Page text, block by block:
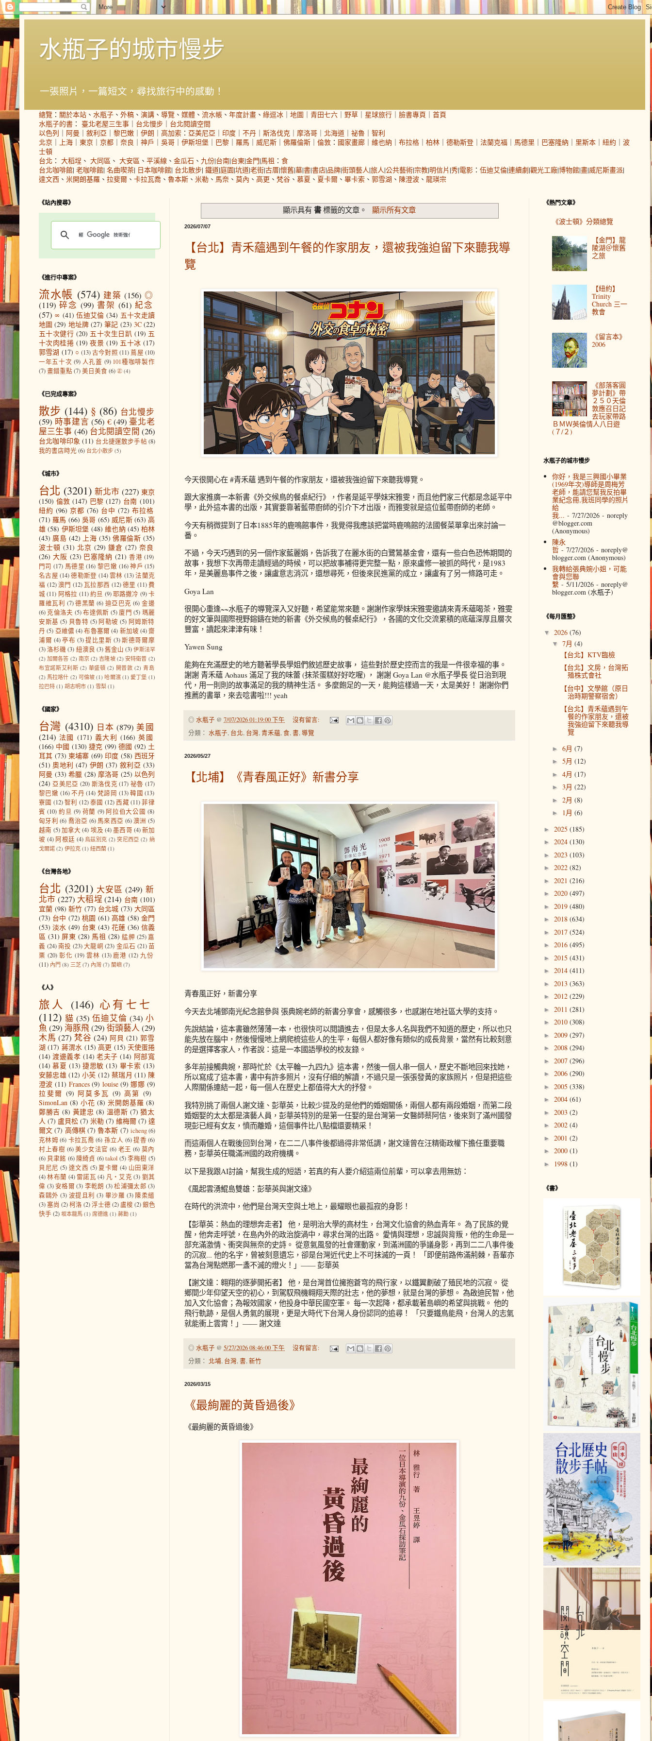
水瓶子的城市慢步
一張照片，一篇短文，尋找旅行中的感動！
總覽 ： 關於本站 、 水瓶子 、 外稿 、 演講 、 導覽 、 媒體 、 流水帳 、 年度計畫 、 綠逗冰 ｜ 地圖 ｜ 青田七六 ｜ 野草 ｜ 星球旅行 ｜ 臉書專頁 ｜ 首頁
水瓶子的書 ： 臺北老屋三生事 ｜ 台北慢步 ｜ 台北閱讀空間
以色列 ｜ 阿曼 ｜ 敘利亞 ｜ 黎巴嫩 ｜ 伊朗 ｜ 高加索 ： 亞美尼亞 ｜ 印度 ｜ 不丹 ｜ 斯洛伐克 ｜ 摩洛哥 ｜ 北海道 ｜ 祕魯 ｜ 智利
北京 ｜ 上海 ｜ 東京 ｜ 京都 ｜ 奈良 ｜ 神戶 ｜ 吳哥 ｜ 伊斯坦堡 ｜ 巴黎 ｜ 羅馬 ｜ 威尼斯 ｜ 佛羅倫斯 ｜ 倫敦 ： 國家畫廊 ｜ 維也納 ｜ 布拉格 ｜ 柏林 ｜ 德勒斯登 ｜ 法蘭克福 ｜ 馬德里 ｜ 巴塞隆納 ｜ 里斯本 ｜ 紐約 ｜ 波
士頓
台北 ： 大稻埕 、 大同區 、 大安區 、 平溪線 、 金瓜石 、 九份|台南|台東|金門|馬祖 ： 食
台北咖啡館| 老咖啡館| 名曲喫茶| 日本咖啡館| 台北散步| 鐵道|庭園|坑道|老街|古厝|懷舊|墓|書|書店|品牌|街頭藝人|旅人|公共藝術|宗教|明信片 |秀|電影 ： 伍迪艾倫|連續劇|觀光工廠|博物館|畫|威尼斯畫派|
達文西 、 米開朗基羅 、 拉斐爾 、 卡拉瓦喬 、 魯本斯 、 米勒 、 馬奈 、 莫內 、 高更 、 梵谷 、 慕夏 、 夏卡爾 、 畢卡索 、 郭雪湖 、 陳澄波 、 龍瑛宗
顯示具有書標籤的文章。 顯示所有文章
2026/07/07
【台北】青禾蘊遇到午餐的作家朋友，還被我強迫留下來聽我導
覽
今天很開心在 #青禾蘊 遇到午餐的作家朋友，還被我強迫留下來聽我導覽。
跟大家推廣一本新書《外交候鳥的餐桌紀行》，作者是延平學妹宋雅雯，而且他們家三代都是念延平中
學，此外這本書的出版，其實要靠著藍帶廚師的引介下才出版，而雅雯就是這位藍帶廚師的老師。
今天有稍微提到了日本1885年的鹿鳴館事件，我覺得我應該把當時鹿鳴館的法國餐菜單拿出來討論一
番。
不過，今天巧遇到的另一個作家藍麗娟，告訴我了在麗水街的白鷺鷥基金會，還有一些白色恐怖期間的
故事，我想下次再帶走讀經過的時候，可以把故事補得更完整一點，原來盧修一被抓的時代，是1983
年，是美麗島事件之後，讓盧意志消沉，還想尋死，但後來民進黨的成立，讓盧有了另一條路可走。
Goya Lan
很開心重逢~~水瓶子的導覽深入又好聽，希望能常來聽。謝謝作家學妹宋雅雯邀請來青禾蘊喝茶，雅雯
的好文筆與國際視野鎔鑄在她的新書《外交候鳥的餐桌紀行》，各國的文化交流累積的底蘊深厚且層次
豐富，讀起來津津有味！
Yawen Sung
能夠在充滿歷史的地方聽著學長學姐們敘述歷史故事， 這些對於歷史控而言的我是一件很幸福的事。
謝謝 青禾蘊 Aohaus 滿足了我的味蕾 (抹茶蛋糕好好吃喔) ， 謝謝 Goya Lan @水瓶子學長 從日治到現
代，用一則則的故事滿足的我的精神生活。 多麼飽足的一天，能夠這樣過一天，太是美好！ 謝謝你們
推薦的書單，來去唸書啦!!! yeah
◎ 水瓶子 @ 7/07/2026 01:19:00 下午
沒有留言:
分類： 水瓶子, 台北, 台灣,青禾蘊,食,書,導覽
2026/05/27
【北埔】《青春風正好》新書分享
青春風正好，新書分享
今天去北埔鄧南光紀念館參與 張典婉老師的新書分享會，感觸很多，也感謝在地社區大學的支持。
先說結論，這本書雖然薄薄一本，也很快可以閱讀進去，但是太多人名與我們不知道的歷史，所以也只
能先放在腦中，然後慢慢地上網爬梳這些人的生平，每個人都好像有類似的成長背景，當然有比較刻意
的是選擇客家人，作者說：這是一本國語學校的校友錄。
多年前接觸典婉，那時忙於《太平輪一九四九》這本書，然後一個人串一個人，歷史不斷地回來找她，
所以寫成了這本書，書中有許多照片，沒有仔細的解讀，不過只是一張張發黃的家族照片，但是把這些
人際關係連結一起，每一個人在歷史上都值得大大的抒發。
我特別挑了兩個人謝文達、彭華英，比較少提及的是他們的婚姻關係，兩個人都有兩段婚姻，而第二段
婚姻娶的太太都是演藝人員，彭華英特別的是第一任娶的是台灣第一女醫師蔡阿信，後來到了滿州國發
現彭已經有女友，憤而離婚，這個事件比八點檔還要精采！
而這兩個人在戰後回到台灣，在二二八事件後都過得非常低調，謝文達曾在汪精衛政權下擔任重要職
務，彭華英任職滿洲國的政府機構。
以下是我跟AI討論，幫我生成的短語，若真的有人要介紹這兩位前輩，可以拿去用無妨：
《風起雲湧鯤島雙雄：彭華英與謝文達》
在時代的洪流中，他們是台灣天空與土地上，最耀眼也最孤寂的身影！
【彭華英：熱血的理想奔走者】 他，是明治大學的高材生，台灣文化協會的熱血青年。 為了民族的覺
醒，他奔走呼號，在島內外的政治旋渦中，尋求台灣的出路。 愛情與理想，忠誠與背叛，他的生命是一
部充滿激情、衝突與無奈的史詩。 從意氣風發的社會運動家，到滿洲國的爭議身影，再到二二八事件後
的沉寂... 他的名字，曾被刻意遺忘，卻是台灣近代史上不可抹滅的一頁！ 「即便前路佈滿荊棘，吾輩亦
當為台灣點燃那一盞不滅的燈火！」—— 彭華英
【謝文達：翱翔的逐夢開拓者】 他，是台灣首位擁抱蒼穹的飛行家，以鐵翼劃破了殖民地的沉寂。 從
鄉間少年仰望天空的初心，到駕馭飛機翱翔天際的壯志，他的夢想，就是台灣的夢想。 為啟迪民智，他
加入文化協會；為報效國家，他投身中華民國空軍。 每一次起降，都承載著島嶼的希望與挑戰。 他的
飛行軌跡，是個人勇氣的展現，更是大時代下台灣人身份認同的追尋！ 「只要鐵鳥能飛，台灣人的志氣
就能衝上雲霄！」—— 謝文達
◎ 水瓶子 @ 5/27/2026 08:46:00 下午
沒有留言:
分類： 北埔, 台灣,書,新竹
2026/03/15
《最絢麗的黃昏過後》
《最絢麗的黃昏過後》
《站內搜尋》
《進行中專案》
流水帳 (574) 建築 (156) ◎
(119) 碎念 (99) 書架 (61) 紀念
(57) ∞ (41) 伍迪艾倫 (34) 五十次走讀
地圖 (29) 地址牌 (27) 筆記 (23) 3C (22)
五十次健行 (20) 五十次生日趴 (19) 五
十次肉桂捲 (19) 夜景 (19) 五十冰 (17)
郭雪湖 (17) ○ (13)古今對照 (11) 蔦屋 (10)
一年五十次 (9) 人孔蓋 (9) 101種咖啡製作
(7)畫錯重點 (7)美日美食 (6) ㊣ (4)
《已完成專案》
散步 (144) § (86) 台北慢步
(59) 時事建言 (56) € (49) 臺北老
屋三生事 (46) 台北閱讀空間 (26)
台北咖啡印象 (11) 台北捷運散步手帖 (8)
我的書店時光 (6) 台北小散步 (5)
《城市》
台北 (3201) 新北市 (227) 東京
(150) 倫敦 (147) 巴黎 (127) 台南 (101)
紐約 (96) 京都 (76) 台中 (72) 布拉格
(71) 羅馬 (66) 吳哥 (65) 威尼斯 (63) 高
雄 (58) 伊斯坦堡 (48) 維也納 (45) 柏林
(43) 廣島 (42) 上海 (35) 佛羅倫斯 (35)
波士頓 (31) 北京 (29) 鎌倉 (27) 奈良
(26) 大阪 (23) 巴塞隆納 (21) 香港 (19)
門司 (17) 馬德里 (16) 黎巴嫩 (16) 神戶 (15)
名古屋 (14) 德勒斯登 (14)雲林 (13)法蘭克
福 (12) 澳門 (12)瓦拉那西 (12) 德里 (11) 費
城 (11) 阿格拉 (11)約旦 (9) 耶路撒冷 (9)卡
羅維瓦利 (7) 德黑蘭 (6) 迪亞巴克 (6) 金邊
(6) 克倫洛夫 (5)布達佩斯 (5) 廈門 (5) 瑪麗
安斯基 (5) 貝魯特 (5) 阿勒坡 (5) 阿姆斯特
丹 (5) 亞維儂 (4) 布魯塞爾 (4) 新加坡 (4) 齋
浦爾 (4) 亭布 (3) 提比里斯 (3) 斯德哥爾摩
(3)洛杉磯 (3) 紐澳良 (3)舊金山 (3) 伊斯法罕
(2) 加爾各答 (2) 南京 (2) 吉隆坡 (2) 安特衛普 (2)
布宜諾斯艾利斯 (2) 華盛頓 (2) 開普敦 (2) 青島
(2) 馬拉喀什 (2) 可倫坡 (1) 哈爾濱 (1) 愛丁堡 (1)
拉巴特 (1) 胡志明市 (1) 雪梨 (1)
《國家》
台灣 (4310) 日本 (879) 美國
(214) 法國 (171) 義大利 (166) 英國
(166) 中國 (130) 捷克 (99) 德國 (92) 土
耳其 (73) 柬埔寨 (69) 印度 (58) 西班牙
(51) 奧地利 (47) 伊朗 (37) 敘利亞 (33)
阿曼 (33) 希臘 (28) 摩洛哥 (25) 以色列
(24) 亞美尼亞 (20) 斯洛伐克 (17) 祕魯 (17)
黎巴嫩 (16) 不丹 (14) 梵諦岡 (13) 韓國 (13)
寮國 (12)智利 (12)泰國 (12)西藏 (11) 菲律
賓 (10) 約旦 (9) 荷蘭 (9) 阿拉伯大公國 (8)
匈牙利 (6) 喬治亞 (6) 馬來西亞 (6)澳洲 (5)
越南 (5) 加拿大 (4) 埃及 (4)墨西哥 (4)新加
坡 (4) 阿根廷 (4) 烏茲別克 (2) 突尼西亞 (2) 納
戈爾諾 (2) 伊拉克 (1) 紐西蘭 (1)
《台灣各地》
台北 (3201) 大安區 (249) 新
北市 (227) 大稻埕 (214) 台南 (101)
宜蘭 (98) 新竹 (77) 台北城 (73) 大同區
(73) 台中 (72) 桃園 (61) 高雄 (58) 金門
(53) 淡水 (49) 台東 (43) 花蓮 (36) 信義
區 (31) 屏東 (28) 馬祖 (28) 艋舺 (25) 嘉
義 (24) 南投 (23)大龍峒 (23) 金瓜石 (21)苗
栗 (20) 彰化 (19) 雲林 (13) 鹿港 (12) 九份
(11) 內門 (8) 三芝 (7) 內灣 (7) 蘭嶼 (7)
《人》
旅人 (146) 心有七七
(112) 貓 (35) 伍迪艾倫 (34) 小
魚 (29) 海豚飛(29) 街頭藝人 (29)
木馬 (27) 梵谷 (24) 阿貝 (21) 郭雪
湖 (17) 蔣渭水 (15) 高更 (15) 天使蛋捲
(14) 渡邊義孝 (14) 老夫子 (14) 阿部寬
(14) 慕夏 (13) 捷思敏 (13) 畢卡索 (13)
安藤忠雄 (12) 小芙 (12) 蔡瑞月 (11) 陳
澄波 (11) Frances (9) louise (9) 娜娜 (9)
拉斐爾 (9) 阿莫多瓦 (9) 高第 (9)
SimonLan (8) 小花 (8) 米開朗基羅 (8)
鄭勝吉 (8) 黃建忠 (8) 溫德斯 (7) 猶太
人 (7) 盧貝松 (7) 米勒 (7) 維梅爾 (7) 達
爾文 (7) 高傳棋 (7) 魯本斯 (7) icheng(6)
克林姆 (6) 卡拉瓦喬 (6) 孫立人 (6)提香 (6)
村上春樹 (6) 美少女法官 (6) 老王 (6) 莫內
(6) 貝聿銘 (6) 陳綺貞 (6) takol (5)李梅樹 (5)
貝尼尼 (5) 達文西 (5) 夏卡爾 (4) 山田東洋
(4)林布蘭 (4) 雷諾瓦 (4) 凡‧艾克 (3) 劉其
偉 (3)安格爾 (3) 李乾朗 (3)松浦彌太郎 (3)
森鷗外 (3) 波提且利 (3) 畢沙羅 (3) 陳柔縉
(3)塞尚 (2)柯洛 (2)浮士德 (2) 盧梭 (2)銀色
快手 (2) 坂本龍馬 (1) 席德進 (1) 蔣勳 (1)
《熱門文章》
《波士頓》分類總覽
【金門】龍
陵湖＠懷舊
之旅
【紐約】
Trinity
Church 三一
教會
《留言本》
2006
《部落客圓
夢計劃》帶
２５０天倫
敦應召日記
去玩家帶路
ＢＭＷ英倫情人八日遊
(７/２)
水瓶子的城市慢步
你好，我是三興國小畢業
(1969年次)導師是周梅芳
老師，能請您幫我反拍畢
業紀念冊,我班同學的照片
給
我... - 7/27/2026- noreply
@blogger.com
(Anonymous)
陳永
哲- 7/27/2026- noreply@
blogger.com (Anonymous)
我轉給張典婉小姐，可能
會與您聯
繫- 5/11/2026- noreply@
blogger.com (水瓶子)
《每月匯整》
▼ 2026 (76)
▼ 7月 (4)
【台北】KTV臨檢
【台北】文房，台灣拓
殖株式會社
【台中】文學館（原日
治時期警察宿舍）
【台北】青禾蘊遇到午
餐的作家朋友，還被
我強迫留下來聽我導
覽
► 6月 (7)
► 5月 (12)
► 4月 (17)
► 3月 (22)
► 2月 (8)
► 1月 (6)
► 2025 (185)
► 2024 (130)
► 2023 (103)
► 2022 (82)
► 2021 (216)
► 2020 (497)
► 2019 (480)
► 2018 (634)
► 2017 (524)
► 2016 (495)
► 2015 (431)
► 2014 (411)
► 2013 (363)
► 2012 (229)
► 2011 (281)
► 2010 (308)
► 2009 (297)
► 2008 (294)
► 2007 (296)
► 2006 (290)
► 2005 (338)
► 2004 (61)
► 2003 (2)
► 2002 (4)
► 2001 (2)
► 2000 (1)
► 1998 (1)
《書》